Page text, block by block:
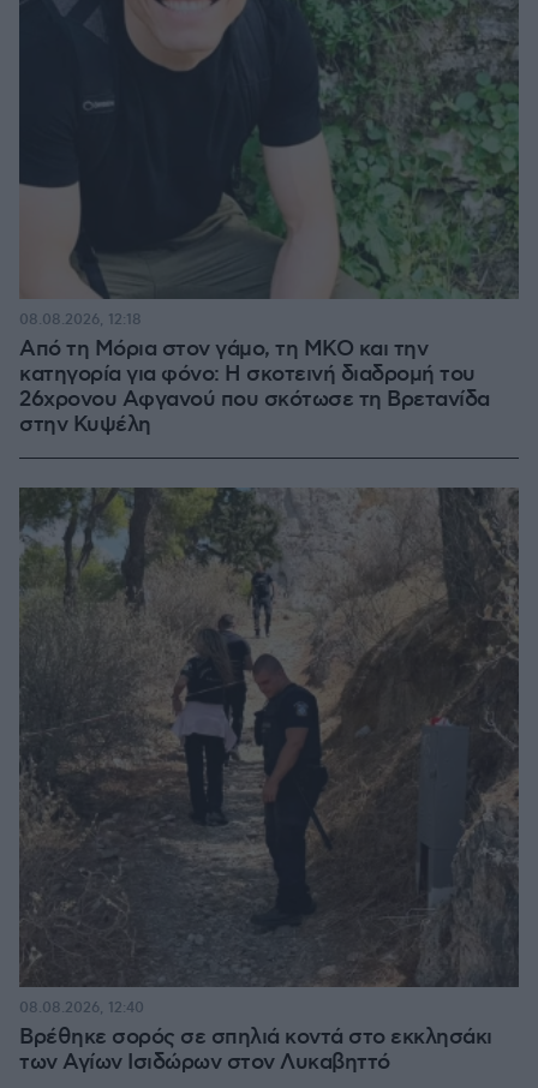
Από τη Μόρια στον γάμο, τη ΜΚΟ και την
κατηγορία για φόνο: Η σκοτεινή διαδρομή του
26χρονου Αφγανού που σκότωσε τη Βρετανίδα
στην Κυψέλη
08.08.2026, 12:18
Βρέθηκε σορός σε σπηλιά κοντά στο εκκλησάκι
των Αγίων Ισιδώρων στον Λυκαβηττό
08.08.2026, 12:40